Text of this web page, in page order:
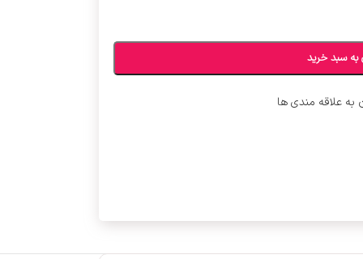
به سبد خرید
به علاقه مندی ها